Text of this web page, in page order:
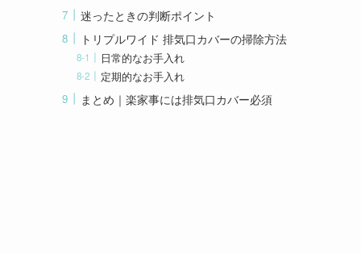
迷ったときの判断ポイント
トリプルワイド 排気口カバーの掃除方法
日常的なお手入れ
定期的なお手入れ
まとめ｜楽家事には排気口カバー必須